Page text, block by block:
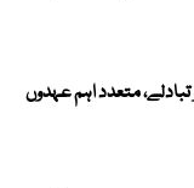
تبادلے، متعدد اہم عہدوں